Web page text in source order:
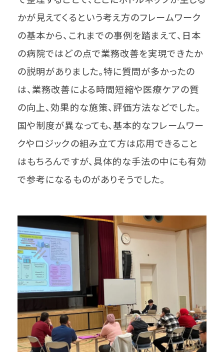
かが見えてくるという考え方のフレームワーク
の基本から、これまでの事例を踏まえて、日本
の病院ではどの点で業務改善を実現できたか
の説明がありました。特に質問が多かったの
は、業務改善による時間短縮や医療ケアの質
の向上、効果的な施策、評価方法などでした。
国や制度が異なっても、基本的なフレームワー
クやロジックの組み立て方は応用できること
はもちろんですが、具体的な手法の中にも有効
で参考になるものがありそうでした。